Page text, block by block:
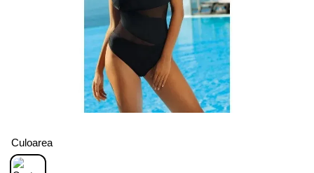
Culoarea